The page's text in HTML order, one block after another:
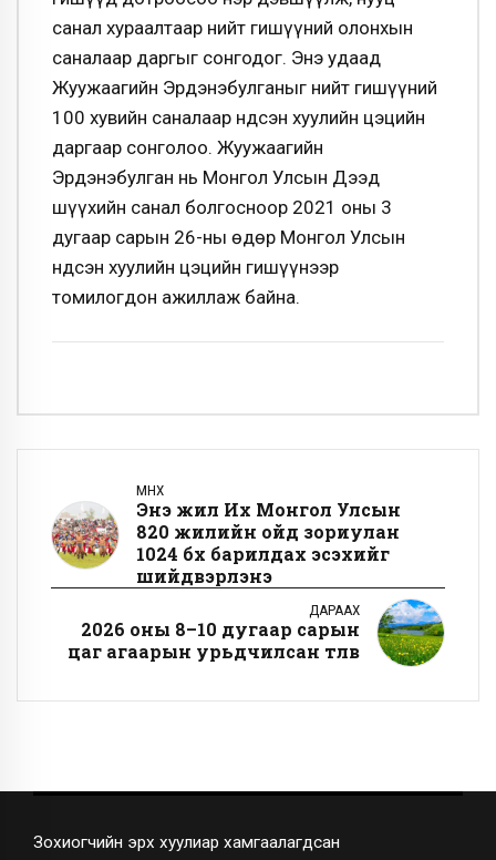
санал хураалтаар нийт гишүүний олонхын
саналаар даргыг сонгодог. Энэ удаад
Жуужаагийн Эрдэнэбулганыг нийт гишүүний
100 хувийн саналаар Үндсэн хуулийн цэцийн
даргаар сонголоо. Жуужаагийн
Эрдэнэбулган нь Монгол Улсын Дээд
шүүхийн санал болгосноор 2021 оны 3
дугаар сарын 26-ны өдөр Монгол Улсын
Үндсэн хуулийн цэцийн гишүүнээр
томилогдон ажиллаж байна.
ӨМНӨХ
Энэ жил Их Монгол Улсын
820 жилийн ойд зориулан
1024 бөх барилдах эсэхийг
шийдвэрлэнэ
ДАРААХ
2026 оны 8–10 дугаар сарын
цаг агаарын урьдчилсан төлөв
Зохиогчийн эрх хуулиар хамгаалагдсан